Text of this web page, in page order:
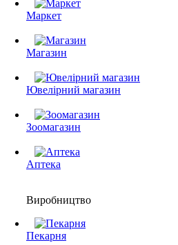
Маркет
Магазин
Ювелірний магазин
Зоомагазин
Аптека
Виробництво
Пекарня